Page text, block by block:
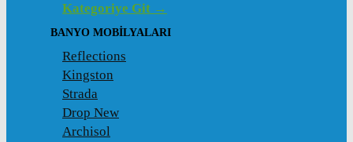
Kategoriye Git →
BANYO MOBILYALARI
Reflections
Kingston
Strada
Drop New
Archisol